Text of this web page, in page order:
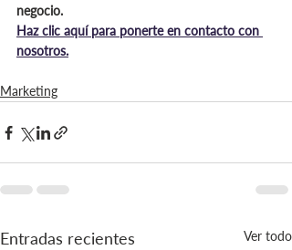
negocio.
Haz clic aquí para ponerte en contacto con
nosotros.
Marketing
Entradas recientes Ver todo